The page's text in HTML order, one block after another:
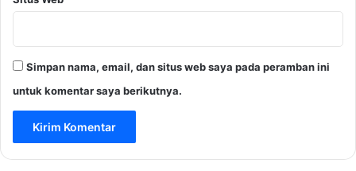
Simpan nama, email, dan situs web saya pada peramban ini
untuk komentar saya berikutnya.